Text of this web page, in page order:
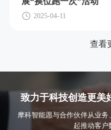
2025-04-11
查看
致力于科技创造更美
摩科智能愿与合作伙伴从业
起推动客户